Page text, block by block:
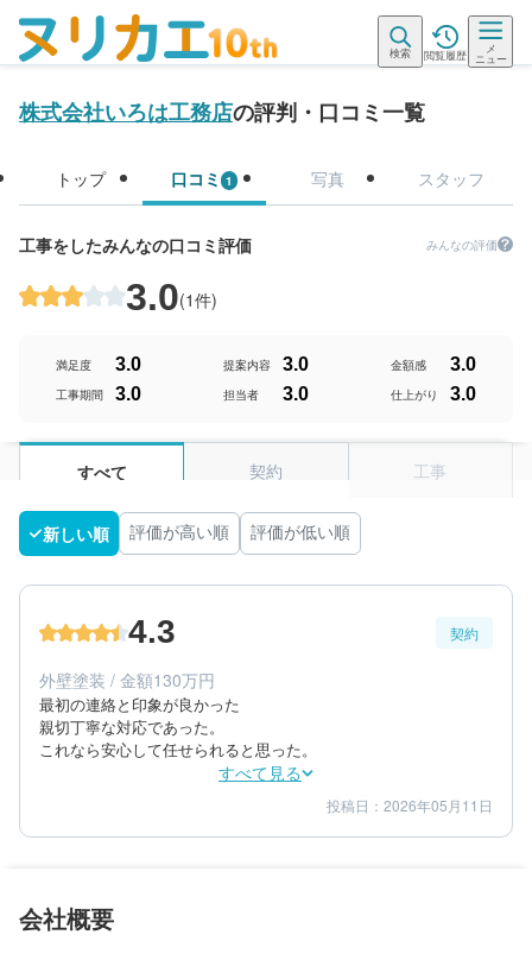
検索 閲覧履歴
メ
ニュー
株式会社いろは工務店の評判・口コミ一覧
トップ 口コミ 1 写真 スタッフ
工事をしたみんなの口コミ評価 みんなの評価
3.0(1件)
満足度 3.0 提案内容 3.0 金額感 3.0
工事期間 3.0 担当者 3.0 仕上がり 3.0
すべて 契約 工事
新しい順 評価が高い順 評価が低い順
4.3 契約
外壁塗装 / 金額130万円
最初の連絡と印象が良かった
親切丁寧な対応であった。
これなら安心して任せられると思った。
すべて見る
金額感 4
担当者 5
エリア：茨城県つくば市
築年数：47年
投稿日：2026年05月11日
会社概要